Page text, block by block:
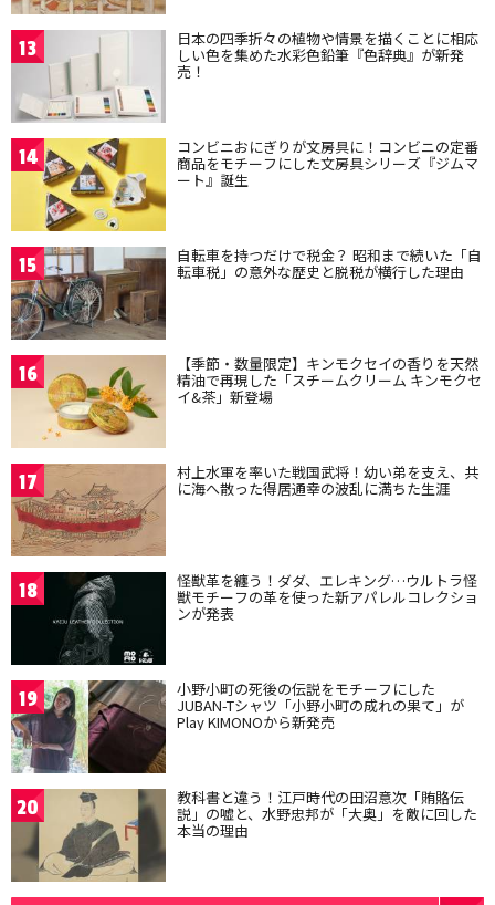
13 日本の四季折々の植物や情景を描くことに相応
しい色を集めた水彩色鉛筆『色辞典』が新発
売！
14 コンビニおにぎりが文房具に！コンビニの定番
商品をモチーフにした文房具シリーズ『ジムマ
ート』誕生
15 自転車を持つだけで税金？ 昭和まで続いた「自
転車税」の意外な歴史と脱税が横行した理由
16 【季節・数量限定】キンモクセイの香りを天然
精油で再現した「スチームクリーム キンモクセ
イ&茶」新登場
17 村上水軍を率いた戦国武将！幼い弟を支え、共
に海へ散った得居通幸の波乱に満ちた生涯
18 怪獣革を纏う！ダダ、エレキング…ウルトラ怪
獣モチーフの革を使った新アパレルコレクショ
ンが発表
19 小野小町の死後の伝説をモチーフにした
JUBAN-Tシャツ「小野小町の成れの果て」が
Play KIMONOから新発売
20 教科書と違う！江戸時代の田沼意次「賄賂伝
説」の嘘と、水野忠邦が「大奥」を敵に回した
本当の理由